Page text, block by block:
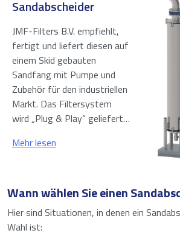
Sandabscheider
JMF-Filters B.V. empfiehlt,
fertigt und liefert diesen auf
einem Skid gebauten
Sandfang mit Pumpe und
Zubehör für den industriellen
Markt. Das Filtersystem
wird „Plug & Play“ geliefert…
Mehr lesen
Wann wählen Sie einen
Hier sind Situationen, in denen ein
Wahl ist: